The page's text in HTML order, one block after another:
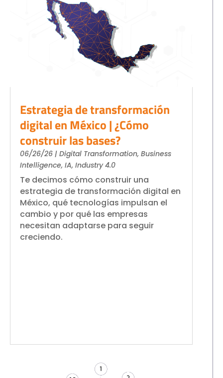
S4HANA Cloud
CONSULTING
SAP Consulting
SAP Business One Consulting
SAP S4HANA Cloud Consulting
More than 400 clients!
Join them
Estrategia de transformación
digital en México | ¿Cómo
construir las bases?
06/26/26 | Digital Transformation, Business
Intelligence, IA, Industry 4.0
Te decimos cómo construir una
estrategia de transformación digital en
México, qué tecnologías impulsan el
cambio y por qué las empresas
necesitan adaptarse para seguir
creciendo.